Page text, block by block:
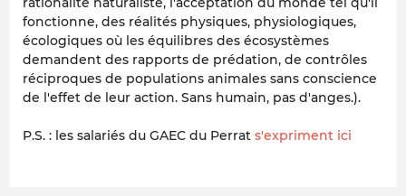
fonctionne, des réalités physiques, physiologiques,
écologiques où les équilibres des écosystèmes
demandent des rapports de prédation, de contrôles
réciproques de populations animales sans conscience
de l'effet de leur action. Sans humain, pas d'anges.).
P.S. : les salariés du GAEC du Perrat s'expriment ici